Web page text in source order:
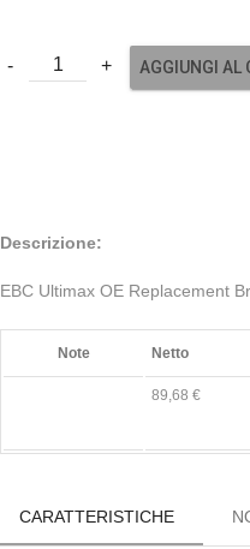
AGGIUNGI AL
Descrizione:
EBC Ultimax OE Replacement
Note Netto
89,68 €
CARATTERISTICHE